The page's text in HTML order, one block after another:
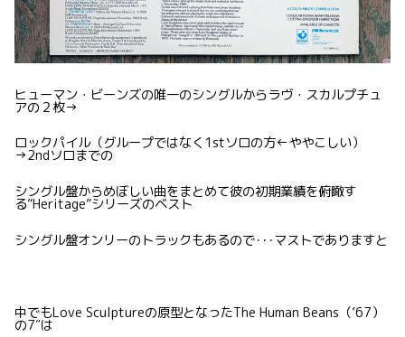
ヒューマン・ビーンズの唯一のシングルからラヴ・スカルプチュ
アの２枚→
ロックパイル（グループではなく1stソロの方←ややこしい）
→2ndソロまでの
シングル盤からめぼしい曲をまとめて彼の初期業績を俯瞰す
る”Heritage”シリーズのベスト
シングル盤オンリーのトラックもあるので･･･マストでありますと
中でもLove Sculptureの原型となったThe Human Beans（’67）
の7″は